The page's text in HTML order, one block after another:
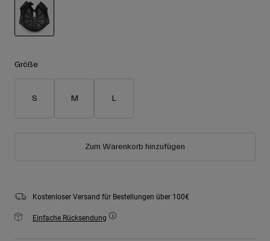
Handschuhe
Ersatzteile
Verwendungszweck
Backcountry
Ski Race
Größe
S M L
Zum Warenkorb hinzufügen
Kostenloser Versand für Bestellungen über 100€
Einfache Rücksendung